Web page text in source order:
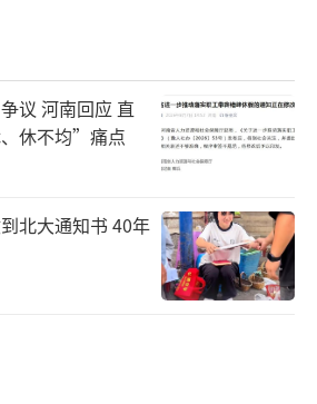
议 河南回应 直
休不均”痛点
北大通知书 40年